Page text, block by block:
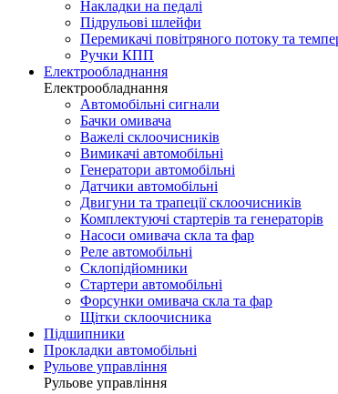
Накладки на педалі
Підрульові шлейфи
Перемикачі повітряного потоку та
Ручки КПП
Електрообладнання
Електрообладнання
Автомобільні сигнали
Бачки омивача
Важелі склоочисників
Вимикачі автомобільні
Генератори автомобільні
Датчики автомобільні
Двигуни та трапеції склоочисників
Комплектуючі стартерів та генераторів
Насоси омивача скла та фар
Реле автомобільні
Склопідйомники
Стартери автомобільні
Форсунки омивача скла та фар
Щітки склоочисника
Підшипники
Прокладки автомобільні
Рульове управління
Рульове управління